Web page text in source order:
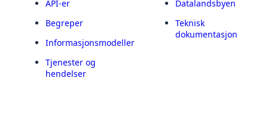
API-er
Begreper
Informasjonsmodeller
Tjenester og
hendelser
Datalandsbyen
Teknisk
dokumentasjon